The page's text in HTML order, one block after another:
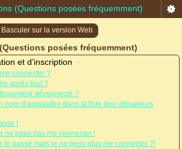
(Questions posées fréquemment)
Basculer sur la version Web
posées fréquemment)
et d’inscription
connecter ?
après tout ?
déconnecté ?
nom d’apparaître dans la liste des utilisateurs
!
ne peux pas me connecter !
le passé mais je ne peux plus me connecter ?!